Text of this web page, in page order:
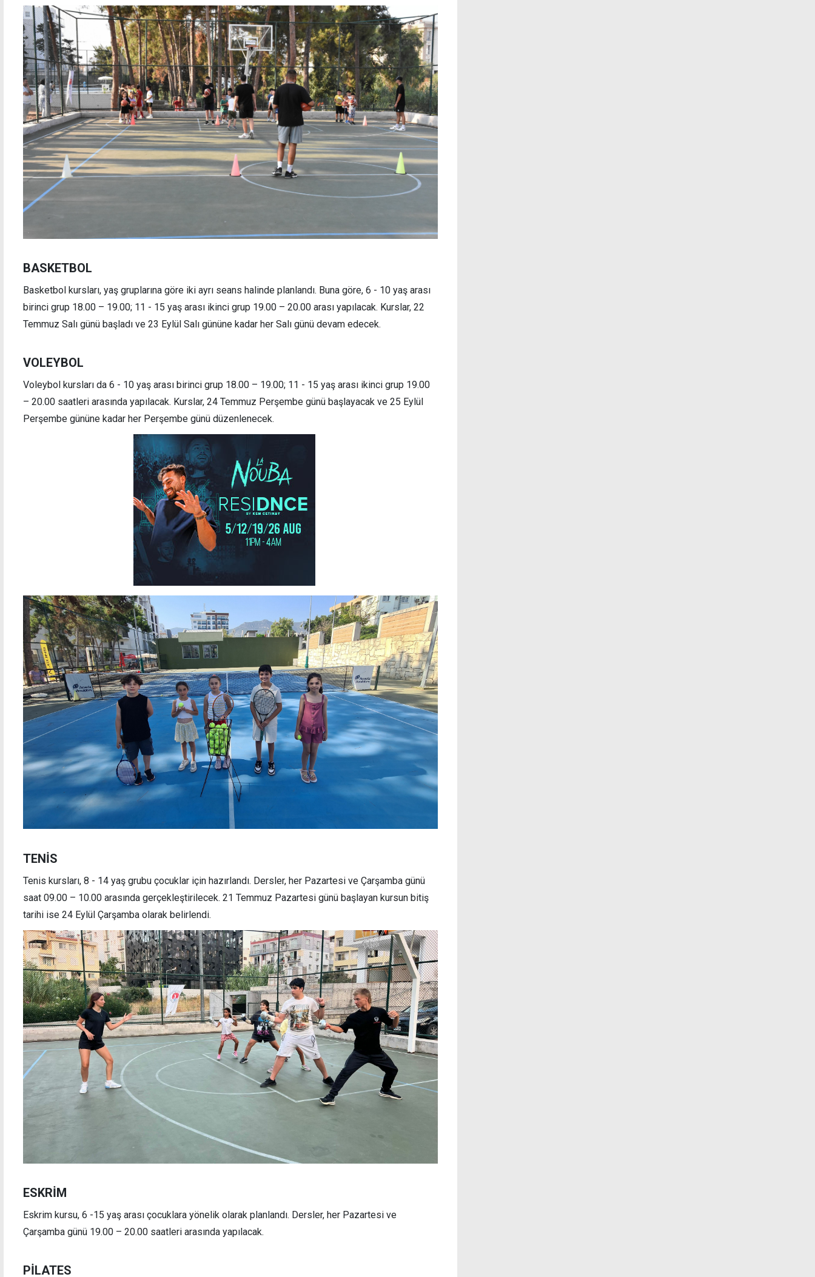
BASKETBOL
Basketbol kursları, yaş gruplarına göre iki ayrı seans halinde planlandı. Buna göre, 6 - 10 yaş arası
birinci grup 18.00 – 19.00; 11 - 15 yaş arası ikinci grup 19.00 – 20.00 arası yapılacak. Kurslar, 22
Temmuz Salı günü başladı ve 23 Eylül Salı gününe kadar her Salı günü devam edecek.
VOLEYBOL
Voleybol kursları da 6 - 10 yaş arası birinci grup 18.00 – 19.00; 11 - 15 yaş arası ikinci grup 19.00
– 20.00 saatleri arasında yapılacak. Kurslar, 24 Temmuz Perşembe günü başlayacak ve 25 Eylül
Perşembe gününe kadar her Perşembe günü düzenlenecek.
TENİS
Tenis kursları, 8 - 14 yaş grubu çocuklar için hazırlandı. Dersler, her Pazartesi ve Çarşamba günü
saat 09.00 – 10.00 arasında gerçekleştirilecek. 21 Temmuz Pazartesi günü başlayan kursun bitiş
tarihi ise 24 Eylül Çarşamba olarak belirlendi.
ESKRİM
Eskrim kursu, 6 -15 yaş arası çocuklara yönelik olarak planlandı. Dersler, her Pazartesi ve
Çarşamba günü 19.00 – 20.00 saatleri arasında yapılacak.
PİLATES